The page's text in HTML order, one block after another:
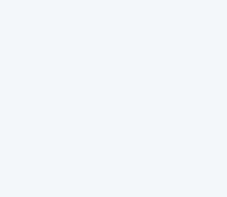
Das ist eine richtig gute Frage,
Impfungen „lohnen“ sich zur
gegen eine gefährliche Krankheit
bieten (die auf die Gesellschaft
wegen „Herdenimmunität“ lasse
haben sich bei Corona sowieso
Handelt es sich bei Covid um eine